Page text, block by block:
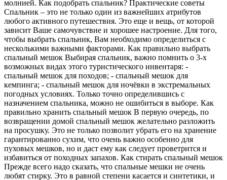
молнией. Как подобрать спальник? Практические советы
Cпальник – это не только один из важнейших атрибутов
любого активного путешествия. Это еще и вещь, от которой
зависит Ваше самочувствие и хорошее настроение. Для того,
чтобы выбрать спальник, Вам необходимо определиться с
несколькими важными факторами. Как правильно выбрать
спальный мешок Выбирая спальник, важно помнить о 3-х
возможных видах этого туристического инвентаря: -
спальный мешок для походов; - спальный мешок для
кемпинга; - спальный мешок для ночёвки в экстремальных
погодных условиях. Только точно определившись с
назначением спальника, можно не ошибиться в выборе. Как
правильно хранить спальный мешок В первую очередь, по
возвращении домой спальный мешок желательно разложить
на просушку. Это не только позволит убрать его на хранение
гарантированно сухим, что очень важно особенно для
пуховых мешков, но и даст ему как следует проветрится и
избавиться от походных запахов. Как стирать спальный мешок
Прежде всего надо сказать, что спальные мешки не очень
любят стирку. Это в равной степени касается и синтетики, и